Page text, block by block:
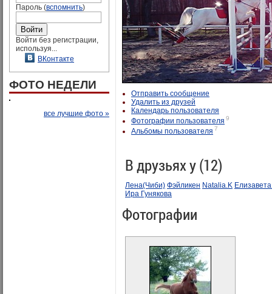
Пароль (вспомнить)
Войти без регистрации,
используя...
ВКонтакте
ФОТО НЕДЕЛИ
все лучшие фото »
Отправить сообщение
Удалить из друзей
Календарь пользователя
Фотографии пользователя 9
Альбомы пользователя 7
В друзьях у (12)
Лена(Чиби) Фэйликен Natalia.K
Ира Гунякова
Фотографии